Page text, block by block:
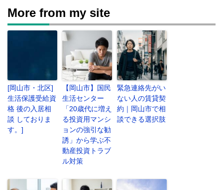
More from my site
[岡山市・北区]
生活保護受給資
格 後の入居相
談 しておりま
す。]
【岡山市】国民
生活センター
「20歳代に増え
る投資用マンシ
ョンの強引な勧
誘」から学ぶ不
動産投資トラブ
ル対策
緊急連絡先がい
ない人の賃貸契
約｜岡山市で相
談できる選択肢